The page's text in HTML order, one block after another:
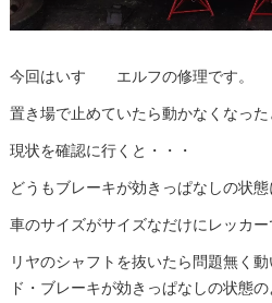
今回はいすゞ エルフの修理です。
置き場で止めていたら動かなくなった
現状を確認に行くと・・・
どうもブレーキが効きっぱなしの状態
車のサイズがサイズなだけにレッカー
リヤのシャフトを抜いたら問題無く
ド・ブレーキが効きっぱなしの状態の